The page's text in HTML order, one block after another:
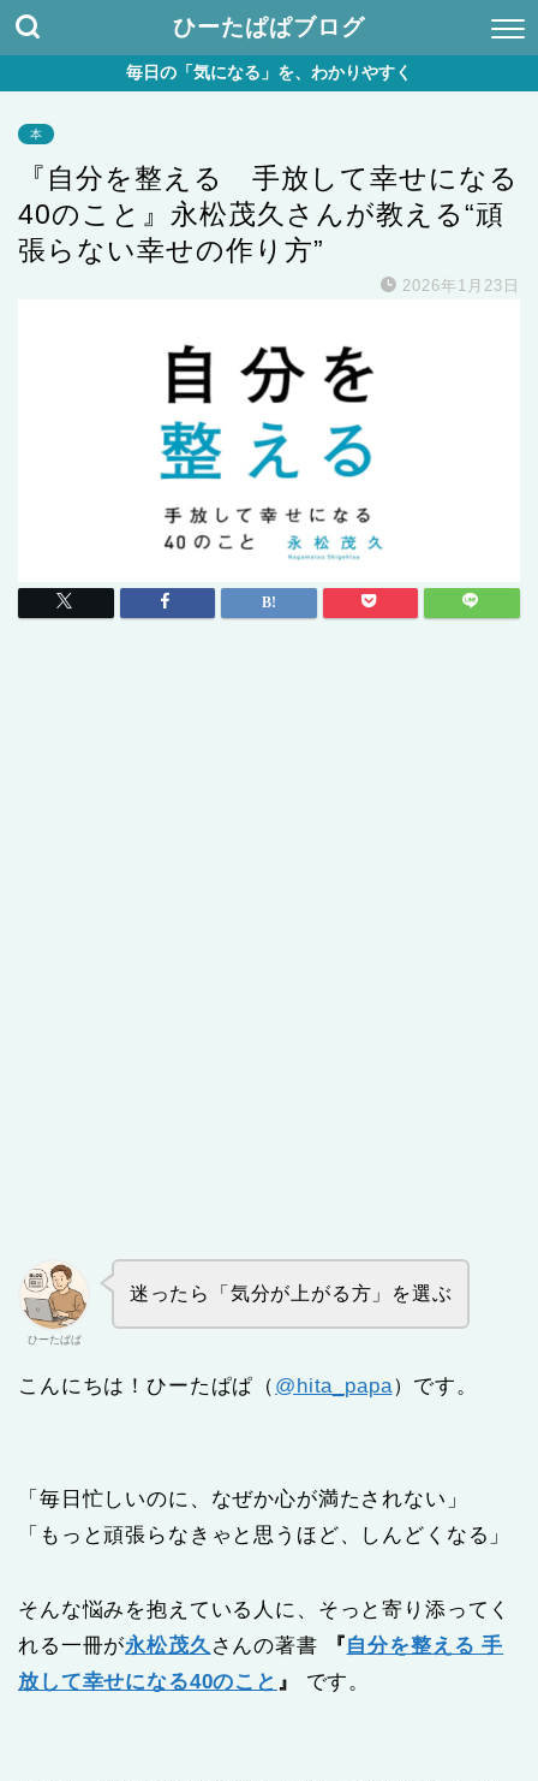
ひーたぱぱブログ
毎日の「気になる」を、わかりやすく
本
『自分を整える 手放して幸せになる
40のこと』永松茂久さんが教える“頑
張らない幸せの作り方”
2026年1月23日
ひーたぱぱ
迷ったら「気分が上がる方」を選ぶ
こんにちは！ひーたぱぱ（ @hita_papa）です。
「毎日忙しいのに、なぜか心が満たされない」
「もっと頑張らなきゃと思うほど、しんどくなる」
そんな悩みを抱えている人に、そっと寄り添ってく
れる一冊が永松茂久 さんの著書 『自分を整える 手
放して幸せになる40のこと 』 です。